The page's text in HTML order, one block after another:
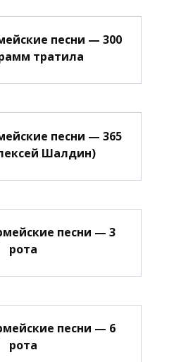
песни — 300
тратила
песни — 365
Шалдин)
песни — 3
рота
песни — 6
рота